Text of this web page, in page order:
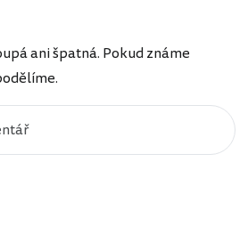
ani špatná. Pokud známe